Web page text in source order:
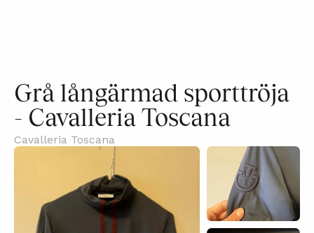
Grå långärmad sporttröja
- Cavalleria Toscana
Cavalleria Toscana